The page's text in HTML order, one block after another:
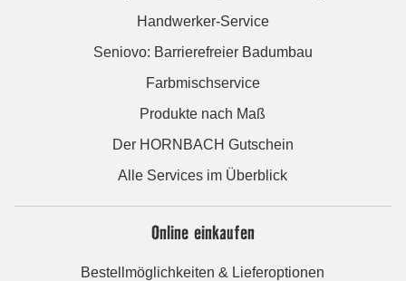
Handwerker-Service
Seniovo: Barrierefreier Badumbau
Farbmischservice
Produkte nach Maß
Der HORNBACH Gutschein
Alle Services im Überblick
Online einkaufen
Bestellmöglichkeiten & Lieferoptionen